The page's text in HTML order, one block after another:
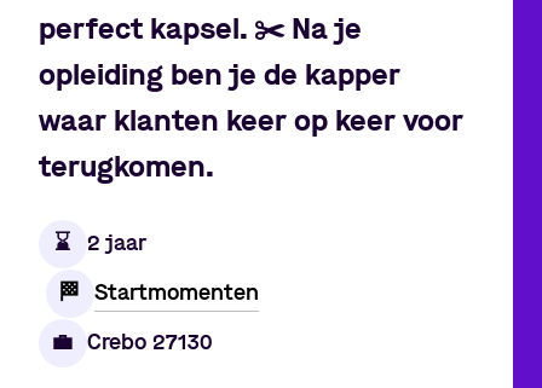
perfect kapsel. ✂️Na je
opleiding ben je de kapper
waar klanten keer op keer voor
terugkomen.
⌛️ 2 jaar
🏁 Startmomenten
💼 Crebo 27130